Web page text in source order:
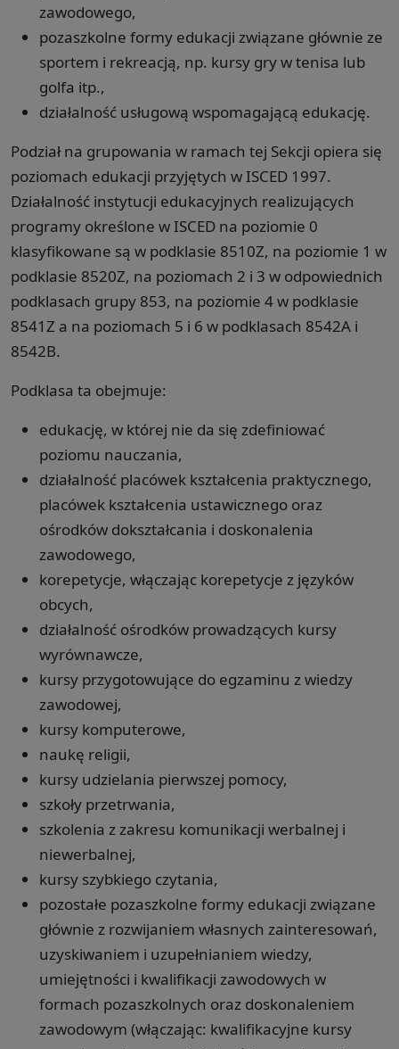
zawodowego,
pozaszkolne formy edukacji związane głównie ze
sportem i rekreacją, np. kursy gry w tenisa lub
golfa itp.,
działalność usługową wspomagającą edukację.
Podział na grupowania w ramach tej Sekcji opiera się
poziomach edukacji przyjętych w ISCED 1997.
Działalność instytucji edukacyjnych realizujących
programy określone w ISCED na poziomie 0
klasyfikowane są w podklasie 8510Z, na poziomie 1 w
podklasie 8520Z, na poziomach 2 i 3 w odpowiednich
podklasach grupy 853, na poziomie 4 w podklasie
8541Z a na poziomach 5 i 6 w podklasach 8542A i
8542B.
Podklasa ta obejmuje:
edukację, w której nie da się zdefiniować
poziomu nauczania,
działalność placówek kształcenia praktycznego,
placówek kształcenia ustawicznego oraz
ośrodków dokształcania i doskonalenia
zawodowego,
korepetycje, włączając korepetycje z języków
obcych,
działalność ośrodków prowadzących kursy
wyrównawcze,
kursy przygotowujące do egzaminu z wiedzy
zawodowej,
kursy komputerowe,
naukę religii,
kursy udzielania pierwszej pomocy,
szkoły przetrwania,
szkolenia z zakresu komunikacji werbalnej i
niewerbalnej,
kursy szybkiego czytania,
pozostałe pozaszkolne formy edukacji związane
głównie z rozwijaniem własnych zainteresowań,
uzyskiwaniem i uzupełnianiem wiedzy,
umiejętności i kwalifikacji zawodowych w
formach pozaszkolnych oraz doskonaleniem
zawodowym (włączając: kwalifikacyjne kursy